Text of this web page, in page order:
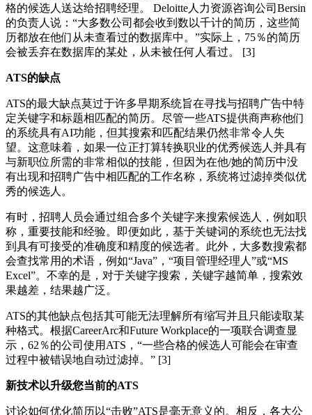
格的候选人送达给招聘经理。 Deloitte人力资源咨询公司Bersin
的负责人说：“大多数公司都会收到数以千计的简历，这些简
历都放在他们从未查看过的数据库中。”实际上，75％的简历
会被丢弃在数据库的某处，从未被任何人看过。 [3]
ATS的缺点
ATS的最大缺点莫过于许多早期系统旨在寻找与招聘广告中特
定关键字和标题相匹配的简历。尽管一些ATS提供商声称他们
的系统具有AI功能，但其搜索和匹配结果仍然非常令人失
望。这意味着，如果一位正打算转换职业的优秀候选人并具有
与新职位所需的非常相似的技能，但因为在他/她的简历中没
有出现和招聘广告中相匹配的工作名称，系统将过滤掉类似优
秀的候选人。
有时，招聘人员会通过组合多个关键字来搜索候选人，例如职
称，重要技能和经验。即便如此，基于关键词的系统也无法找
到具有可接受的准确度和精度的候选者。此外，大多数搜索都
会查找常用的术语，例如“Java”，“项目管理经理人”或“MS
Excel”。不幸的是，对于关键字搜索，关键字越简单，搜索效
果越差，结果越广泛。
ATS的其他缺点包括其可能无法理解所有缩写并且只能读取某
种格式。根据CareerArc和Future Workplace的一项联合调查显
示，62％的公司使用ATS，“一些合格的候选人可能会在审查
过程中被错误地自动过滤掉。” [3]
新技术以升级您当前的ATS
讨论如何优化简历以“击败”ATS是毫无意义的。相反，各大公